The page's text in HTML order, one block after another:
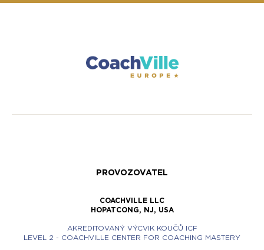
PROVOZOVATEL
COACHVILLE LLC
HOPATCONG, NJ, USA
AKREDITOVANÝ VÝCVIK KOUČŮ ICF
LEVEL 2 - COACHVILLE CENTER FOR COACHING MASTERY